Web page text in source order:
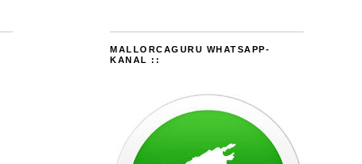
MALLORCAGURU WHATSAPP-
KANAL ::